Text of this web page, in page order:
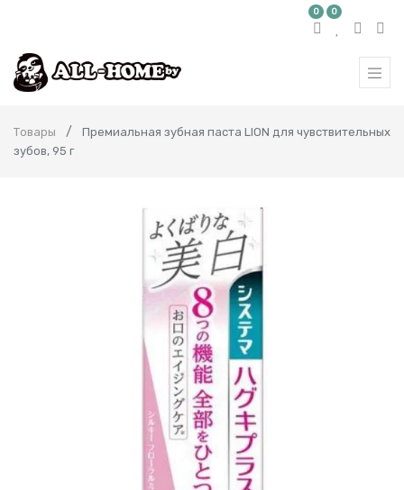
0 0
Товары
Премиальная зубная паста LION для чувствительных
зубов, 95 г